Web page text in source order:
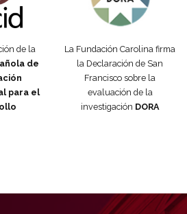
de la
de
para el
La Fundación Carolina firma
la Declaración de San
Francisco sobre la
evaluación de la
investigación DORA